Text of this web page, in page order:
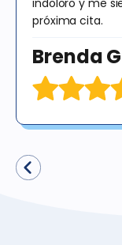
próxima cita.
Brenda